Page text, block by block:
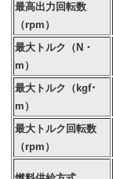
最高出力回転数
（rpm）
最大トルク（N・
m）
最大トルク（kgf･
m）
最大トルク回転数
（rpm）